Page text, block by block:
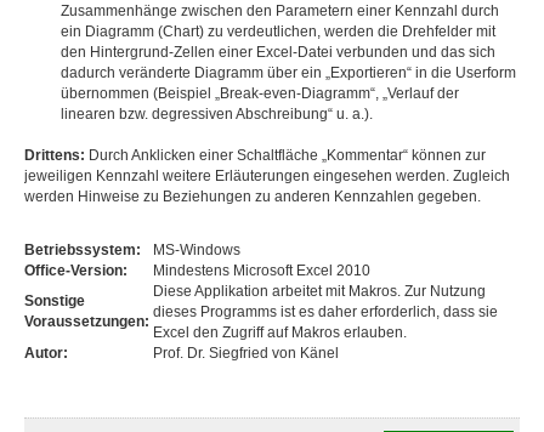
Zusammenhänge zwischen den Parametern einer Kennzahl durch
ein Diagramm (Chart) zu verdeutlichen, werden die Drehfelder mit
den Hintergrund-Zellen einer Excel-Datei verbunden und das sich
dadurch veränderte Diagramm über ein „Exportieren“ in die Userform
übernommen (Beispiel „Break-even-Diagramm“, „Verlauf der
linearen bzw. degressiven Abschreibung“ u. a.).
Drittens: Durch Anklicken einer Schaltfläche „Kommentar“ können zur
jeweiligen Kennzahl weitere Erläuterungen eingesehen werden. Zugleich
werden Hinweise zu Beziehungen zu anderen Kennzahlen gegeben.
Betriebssystem:
MS-Windows
Office-Version:
Mindestens Microsoft Excel 2010
Sonstige
Voraussetzungen:
Diese Applikation arbeitet mit Makros. Zur Nutzung
dieses Programms ist es daher erforderlich, dass sie
Excel den Zugriff auf Makros erlauben.
Autor:
Prof. Dr. Siegfried von Känel